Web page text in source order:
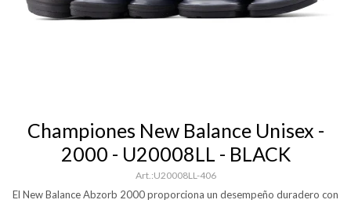
Championes New Balance Unisex -
2000 - U20008LL - BLACK
U20008LL-406
El New Balance Abzorb 2000 proporciona un desempeño duradero con